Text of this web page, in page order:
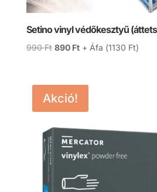
Setino vinyl védőkesztyű
990Ft Original
990 Ft.
890 FtCurrent
890 Ft.
+ Áfa (1130 Ft)
Akció!